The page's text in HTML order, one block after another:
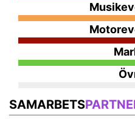
SAMARBETS